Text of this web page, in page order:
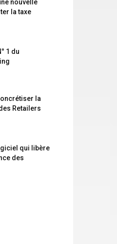
nouvelle
la taxe
1 du
la
Retailers
qui libère
des